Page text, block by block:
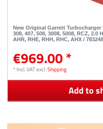
New Original Garrett Turbocharger
308, 407, 508, 3008, 5008, RCZ, 2.0
AHR, RHE, RHH, RHC, AHX /
€969.00 *
* Incl. VATexcl.Shipping
Add to